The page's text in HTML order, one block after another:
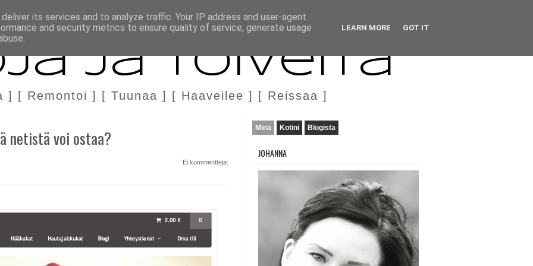
MARKKINOINTI & YHTEISTYÖ
ja Toiveita
] [ Remontoi ] [ Tuunaa ] [ Haaveilee ] [ Reissaa ]
netistä voi ostaa?
Ei kommentteja:
Minä Kotini Blogista
JOHANNA
its services and to analyze traffic. Your IP address and user-agent
and security metrics to ensure quality of service, generate usage
LEARN MORE GOT IT